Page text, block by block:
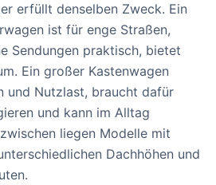
erfüllt denselben Zweck. Ein
ist für enge Straßen,
Sendungen praktisch, bietet
Ein großer Kastenwagen
und Nutzlast, braucht dafür
und kann im Alltag
liegen Modelle mit
Dachhöhen und